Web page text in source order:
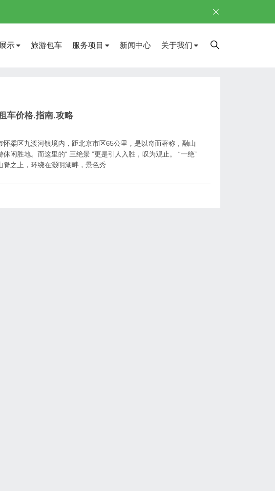
示 旅游包车 服务项目 新闻中心 关于我们
车价格.指南.攻略
柔区九渡河镇境内，距北京市区65公里，是以奇而著称，融山
闲胜地。而这里的“ 三绝景 ”更是引人入胜，叹为观止。 “一绝”
之上，环绕在灏明湖畔，景色秀...